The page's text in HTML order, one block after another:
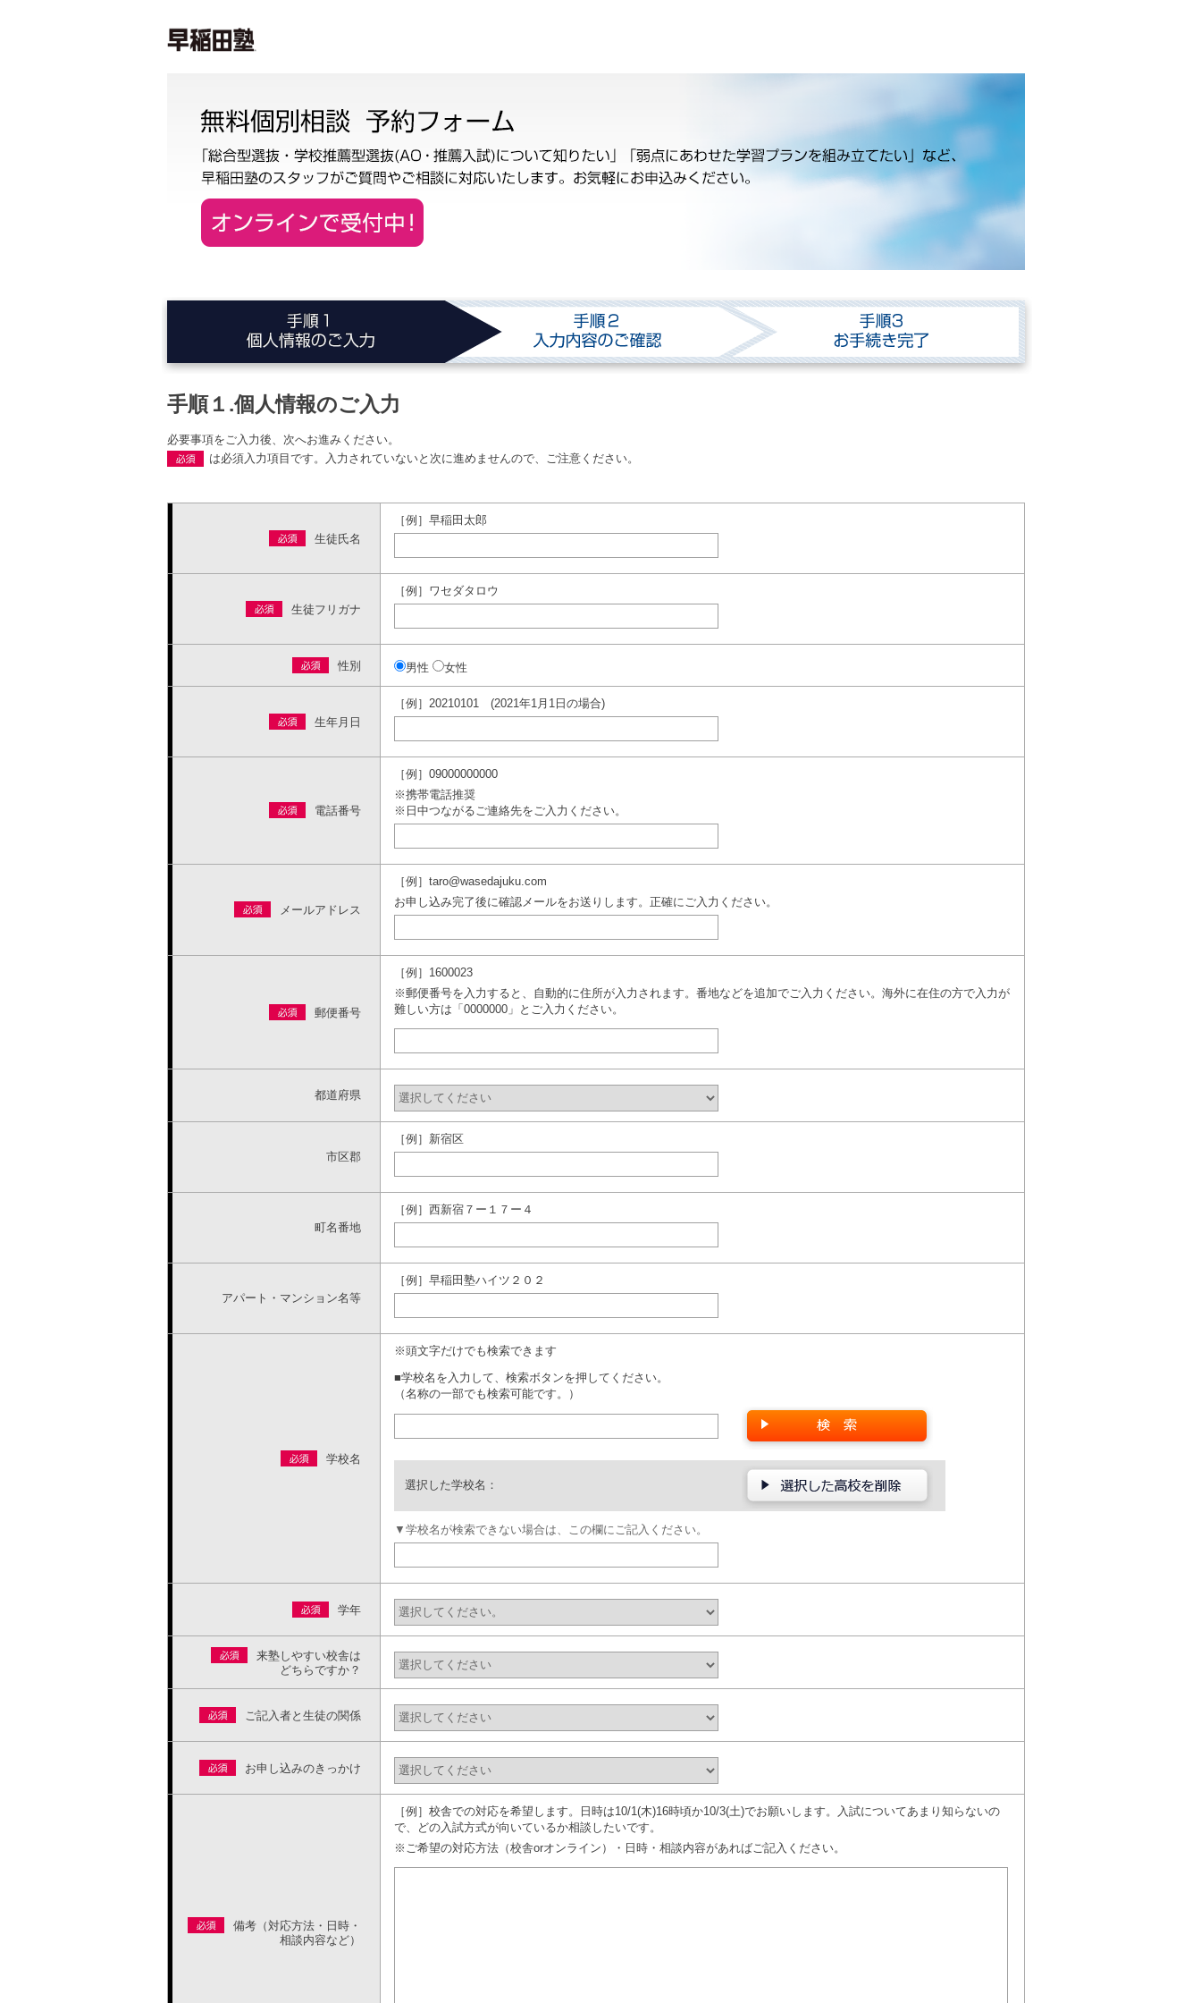
手順１.個人情報のご入力
必要事項をご入力後、次へお進みください。
は必須入力項目です。入力されていないと次に進めませんので、ご注意ください。
生徒氏名
［例］早稲田太郎
生徒フリガナ
［例］ワセダタロウ
性別 男性 女性
生年月日
［例］20210101 (2021年1月1日の場合)
電話番号
［例］09000000000
※携帯電話推奨
※日中つながるご連絡先をご入力ください。
メールアドレス
［例］taro@wasedajuku.com
お申し込み完了後に確認メールをお送りします。正確にご入力ください。
郵便番号
［例］1600023
※郵便番号を入力すると、自動的に住所が入力されます。番地などを追加でご入力ください。海外に在住の方で入力が
難しい方は「0000000」とご入力ください。
都道府県
市区郡
［例］新宿区
町名番地
［例］西新宿７ー１７ー４
アパート・マンション名等
［例］早稲田塾ハイツ２０２
学校名
※頭文字だけでも検索できます
■学校名を入力して、検索ボタンを押してください。
（名称の一部でも検索可能です。）
選択した学校名：
▼学校名が検索できない場合は、この欄にご記入ください。
学年
来塾しやすい校舎は
どちらですか？
ご記入者と生徒の関係
お申し込みのきっかけ
備考（対応方法・日時・
相談内容など）
［例］校舎での対応を希望します。日時は10/1(木)16時頃か10/3(土)でお願いします。入試についてあまり知らないの
で、どの入試方式が向いているか相談したいです。
※ご希望の対応方法（校舎orオンライン）・日時・相談内容があればご記入ください。